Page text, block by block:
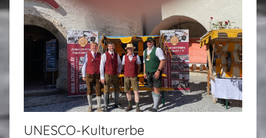
d
l
e
r
UNESCO-Kulturerbe